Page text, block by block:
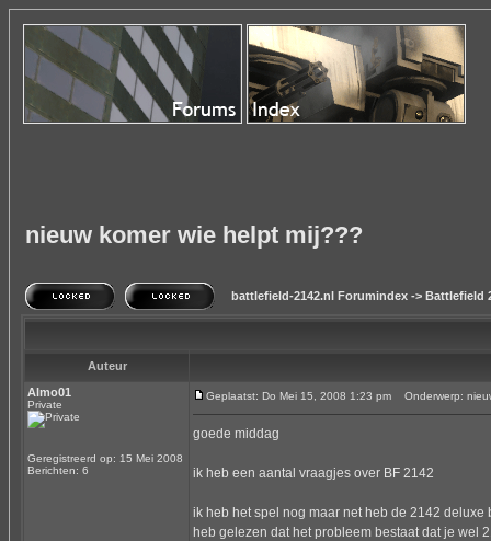
nieuw komer wie helpt mij???
battlefield-2142.nl Forumindex -> Battlefield
Auteur
Almo01
Private
Geregistreerd op: 15 Mei 2008
Berichten: 6
Geplaatst: Do Mei 15, 2008 1:23 pm Onderwerp:
goede middag
ik heb een aantal vraagjes over BF 2142
ik heb het spel nog maar net heb de 2142 deluxe
heb gelezen dat het probleem bestaat dat je wel